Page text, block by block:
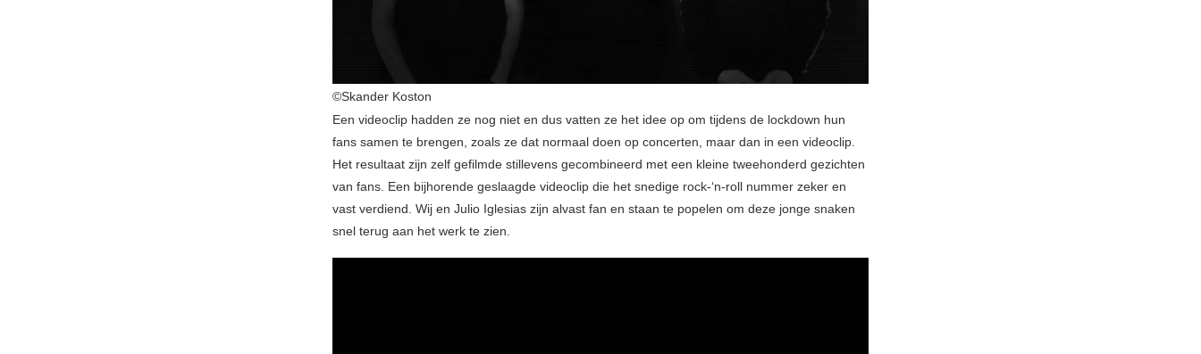
©Skander Koston
Een videoclip hadden ze nog niet en dus vatten ze het idee op om tijdens de lockdown hun
fans samen te brengen, zoals ze dat normaal doen op concerten, maar dan in een videoclip.
Het resultaat zijn zelf gefilmde stillevens gecombineerd met een kleine tweehonderd gezichten
van fans. Een bijhorende geslaagde videoclip die het snedige rock-‘n-roll nummer zeker en
vast verdiend. Wij en Julio Iglesias zijn alvast fan en staan te popelen om deze jonge snaken
snel terug aan het werk te zien.